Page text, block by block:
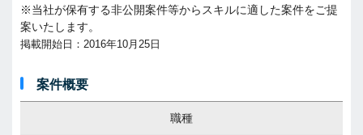
※当社が保有する非公開案件等からスキルに適した案件をご提
案いたします。
掲載開始日：2016年10月25日
案件概要
職種